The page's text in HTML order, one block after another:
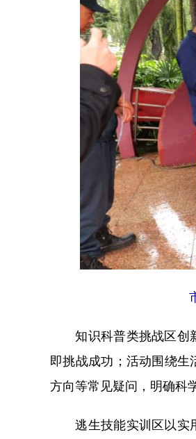
知识科普类挑战区创
即挑战成功；活动围绕
方向等常见疑问，明确科
逃生技能实训区以实用